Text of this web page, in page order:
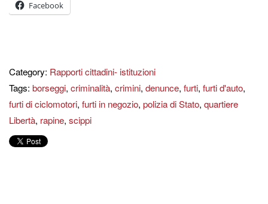
Facebook
Category: Rapporti cittadini- istituzioni
Tags: borseggi, criminalità, crimini, denunce, furti, furti d'auto,
furti di ciclomotori, furti in negozio, polizia di Stato, quartiere
Libertà, rapine, scippi